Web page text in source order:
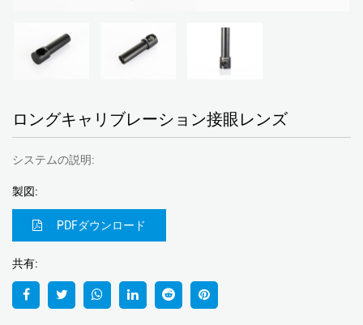
ロングキャリブレーション接眼レンズ
システムの説明:
製図:
PDFダウンロード
共有: